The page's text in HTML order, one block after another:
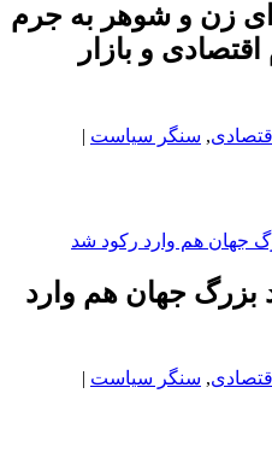
زن و شوهر به جرم
و بازار
اقتصادی, سنگر سیاست |
بزرگ جهان هم وارد
اقتصادی, سنگر سیاست |